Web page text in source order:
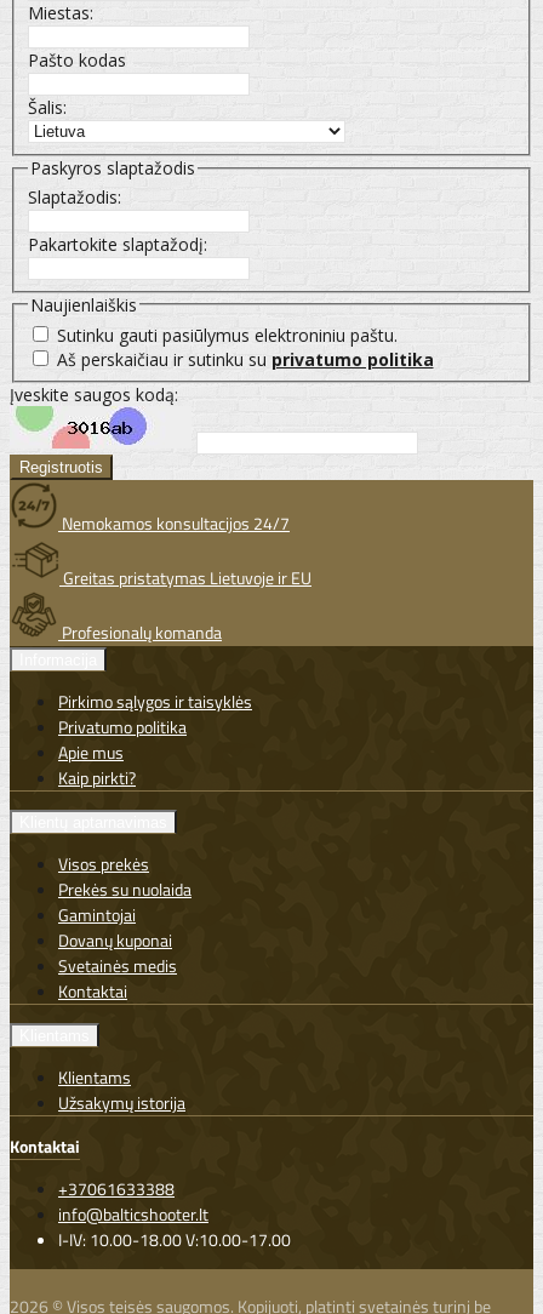
Miestas:
Pašto kodas
Šalis:
Paskyros slaptažodis
Slaptažodis:
Pakartokite slaptažodį:
Naujienlaiškis
Sutinku gauti pasiūlymus elektroniniu paštu.
Aš perskaičiau ir sutinku su privatumo politika
Įveskite saugos kodą:
Nemokamos konsultacijos 24/7
Greitas pristatymas Lietuvoje ir EU
Profesionalų komanda
Pirkimo sąlygos ir taisyklės
Privatumo politika
Apie mus
Kaip pirkti?
Visos prekės
Prekės su nuolaida
Gamintojai
Dovanų kuponai
Svetainės medis
Kontaktai
Klientams
Užsakymų istorija
Kontaktai
+37061633388
info@balticshooter.lt
I-IV: 10.00-18.00 V:10.00-17.00
2026 © Visos teisės saugomos. Kopijuoti, platinti svetainės turinį be